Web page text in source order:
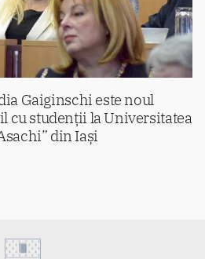
Gaiginschi este noul
cu studenții la Universitatea
din Iași